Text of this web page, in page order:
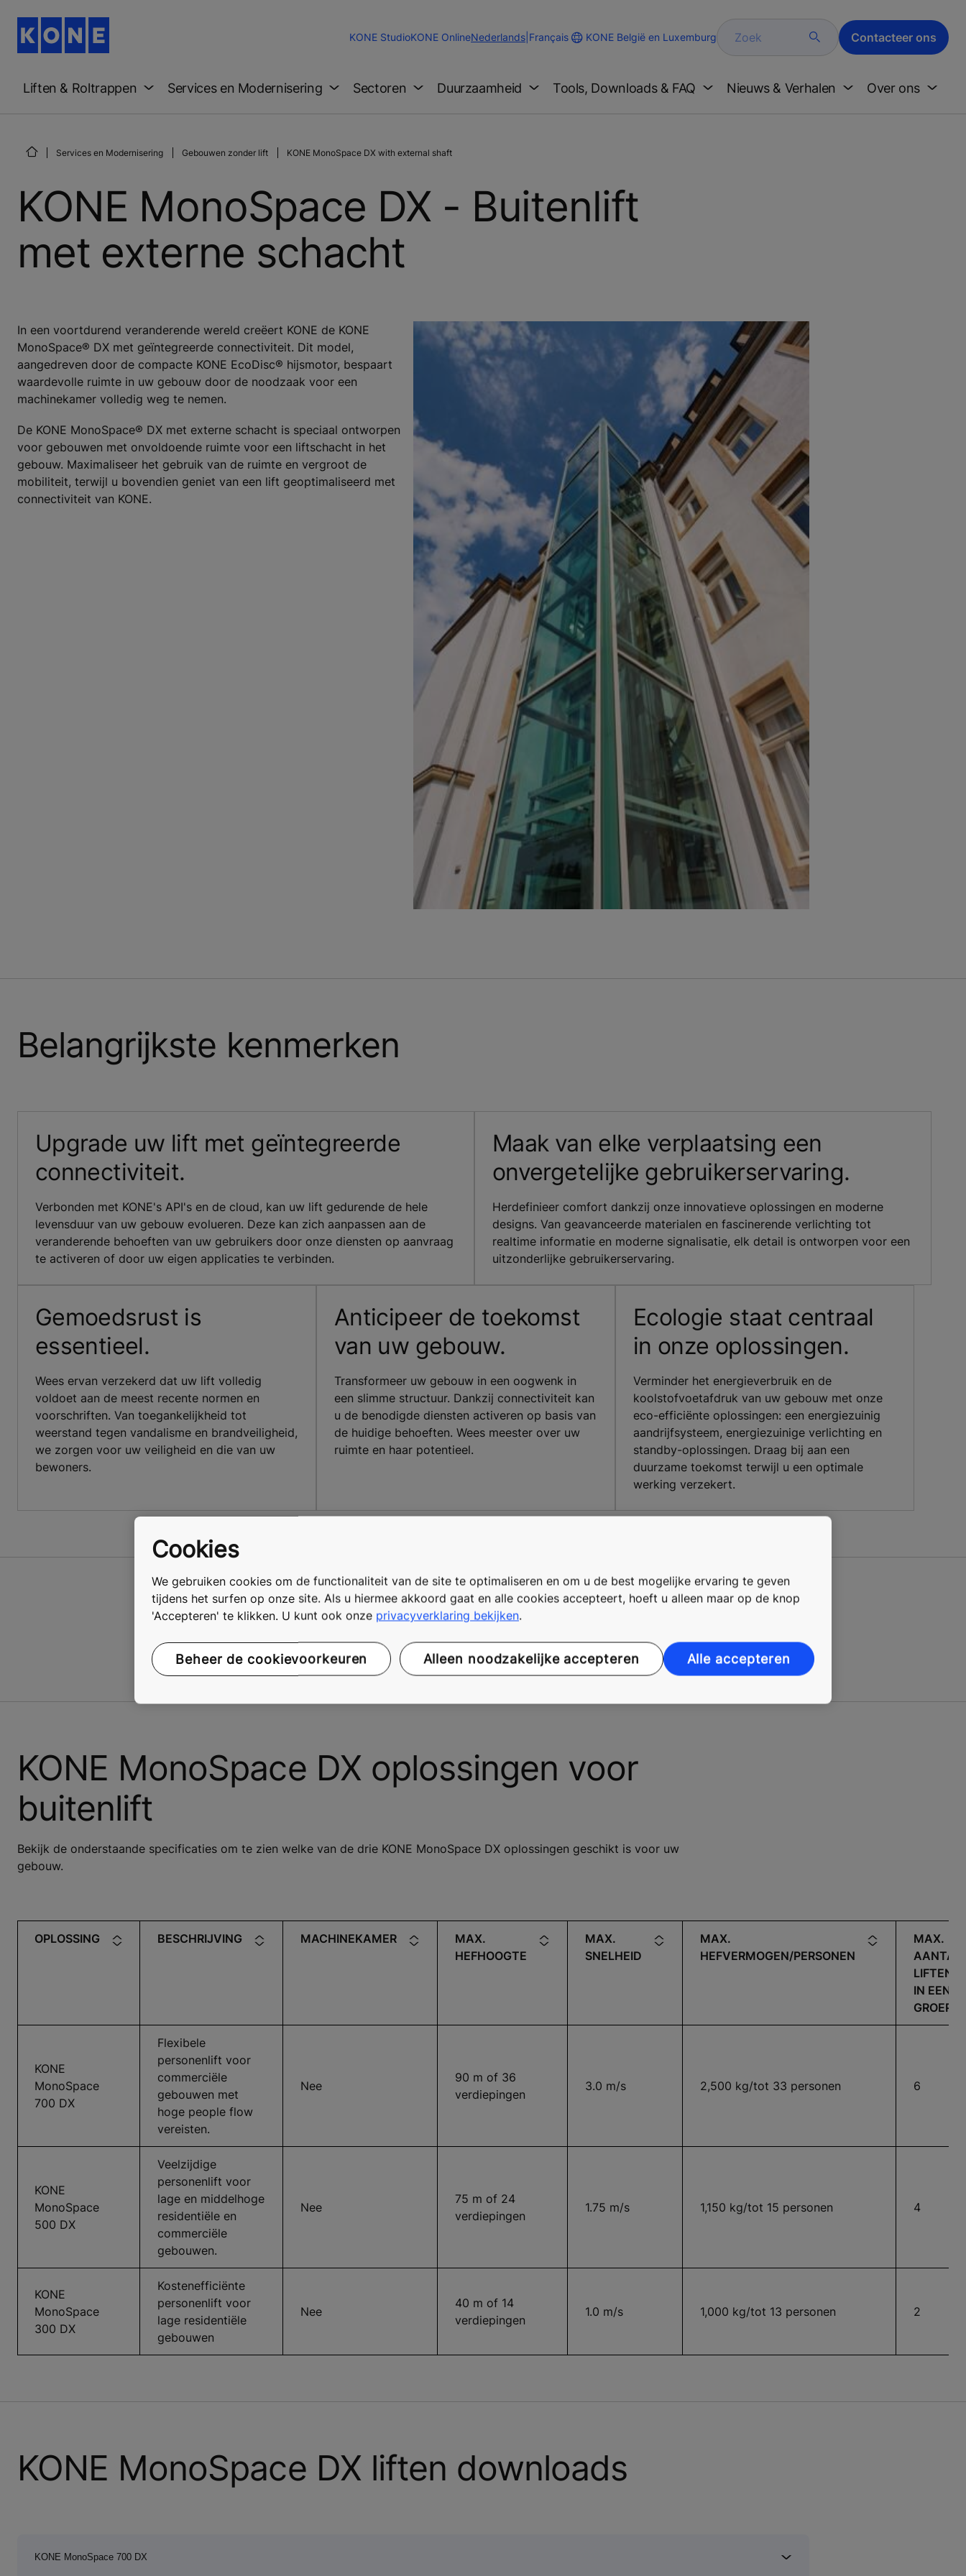
KONE StudioKONE OnlineChange
Nederlands Français KONE België en Luxemburg Zoek Contacteer ons
Liften & Roltrappen Services en Modernisering Sectoren Duurzaamheid Tools, Downloads & FAQ Nieuws & Verhalen Over ons
Services en Modernisering Gebouwen zonder lift KONE MonoSpace DX with external shaft
KONE MonoSpace DX - Buitenlift
met externe schacht
In een voortdurend veranderende wereld creëert KONE de KONE
MonoSpace® DX met geïntegreerde connectiviteit. Dit model,
aangedreven door de compacte KONE EcoDisc® hijsmotor, bespaart
waardevolle ruimte in uw gebouw door de noodzaak voor een
machinekamer volledig weg te nemen.
De KONE MonoSpace® DX met externe schacht is speciaal ontworpen
voor gebouwen met onvoldoende ruimte voor een liftschacht in het
gebouw. Maximaliseer het gebruik van de ruimte en vergroot de
mobiliteit, terwijl u bovendien geniet van een lift geoptimaliseerd met
connectiviteit van KONE.
Belangrijkste kenmerken
Upgrade uw lift met geïntegreerde
connectiviteit.
Verbonden met KONE's API's en de cloud, kan uw lift gedurende de hele
levensduur van uw gebouw evolueren. Deze kan zich aanpassen aan de
veranderende behoeften van uw gebruikers door onze diensten op aanvraag
te activeren of door uw eigen applicaties te verbinden.
Maak van elke verplaatsing een
onvergetelijke gebruikerservaring.
Herdefinieer comfort dankzij onze innovatieve oplossingen en moderne
designs. Van geavanceerde materialen en fascinerende verlichting tot
realtime informatie en moderne signalisatie, elk detail is ontworpen voor een
uitzonderlijke gebruikerservaring.
Gemoedsrust is
essentieel.
Wees ervan verzekerd dat uw lift volledig
voldoet aan de meest recente normen en
voorschriften. Van toegankelijkheid tot
weerstand tegen vandalisme en brandveiligheid,
we zorgen voor uw veiligheid en die van uw
bewoners.
Anticipeer de toekomst
van uw gebouw.
Transformeer uw gebouw in een oogwenk in
een slimme structuur. Dankzij connectiviteit kan
u de benodigde diensten activeren op basis van
de huidige behoeften. Wees meester over uw
ruimte en haar potentieel.
Ecologie staat centraal
in onze oplossingen.
Verminder het energieverbruik en de
koolstofvoetafdruk van uw gebouw met onze
eco-efficiënte oplossingen: een energiezuinig
aandrijfsysteem, energiezuinige verlichting en
standby-oplossingen. Draag bij aan een
duurzame toekomst terwijl u een optimale
werking verzekert.
Meer weten? Contacteer ons
KONE MonoSpace DX oplossingen voor
buitenlift
Bekijk de onderstaande specificaties om te zien welke van de drie KONE MonoSpace DX oplossingen geschikt is voor uw
gebouw.
OPLOSSING BESCHRIJVING MACHINEKAMER
MAX.
HEFHOOGTE
MAX.
SNELHEID
MAX.
HEFVERMOGEN/PERSONEN
MAX.
AANTAL
LIFTEN
IN EEN
GROEP
KONE
MonoSpace
700 DX
Flexibele
personenlift voor
commerciële
gebouwen met
hoge people flow
vereisten.
Nee
90 m of 36
verdiepingen
3.0 m/s 2,500 kg/tot 33 personen 6
KONE
MonoSpace
500 DX
Veelzijdige
personenlift voor
lage en middelhoge
residentiële en
commerciële
gebouwen.
Nee
75 m of 24
verdiepingen
1.75 m/s 1,150 kg/tot 15 personen 4
KONE
MonoSpace
300 DX
Kostenefficiënte
personenlift voor
lage residentiële
gebouwen
Nee
40 m of 14
verdiepingen
1.0 m/s 1,000 kg/tot 13 personen 2
KONE MonoSpace DX liften downloads
KONE MonoSpace 700 DX
Cookies
We gebruiken cookies om de functionaliteit van de site te optimaliseren en om u de best mogelijke ervaring te geven
tijdens het surfen op onze site. Als u hiermee akkoord gaat en alle cookies accepteert, hoeft u alleen maar op de knop
'Accepteren' te klikken. U kunt ook onze privacyverklaring bekijken.
Beheer de cookievoorkeuren Alleen noodzakelijke accepteren Alle accepteren